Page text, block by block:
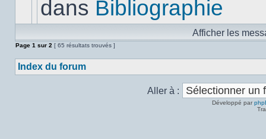
dansdans Bibliographie
Afficher les
Page 1 sur 2 [ 65 résultats trouvés ]
Index du forum
Aller à :
Développé par